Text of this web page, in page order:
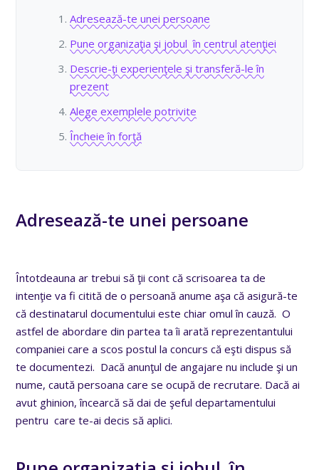
Adresează-te unei persoane
Pune organizaţia şi jobul în centrul atenţiei
Descrie-ţi experienţele şi transferă-le în
prezent
Alege exemplele potrivite
Încheie în forţă
Adresează-te unei persoane
Întotdeauna ar trebui să ţii cont că scrisoarea ta de
intenţie va fi citită de o persoană anume aşa că asigură-te
că destinatarul documentului este chiar omul în cauză. O
astfel de abordare din partea ta îi arată reprezentantului
companiei care a scos postul la concurs că eşti dispus să
te documentezi. Dacă anunţul de angajare nu include şi un
nume, caută persoana care se ocupă de recrutare. Dacă ai
avut ghinion, încearcă să dai de şeful departamentului
pentru care te-ai decis să aplici.